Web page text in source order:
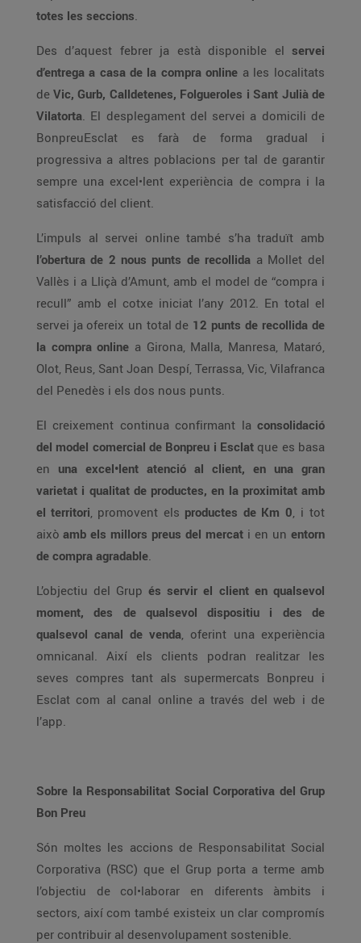
totes les seccions.
Des d’aquest febrer ja està disponible el servei
d’entrega a casa de la compra online a les localitats
de Vic, Gurb, Calldetenes, Folgueroles i Sant Julià de
Vilatorta. El desplegament del servei a domicili de
BonpreuEsclat es farà de forma gradual i
progressiva a altres poblacions per tal de garantir
sempre una excel•lent experiència de compra i la
satisfacció del client.
L’impuls al servei online també s’ha traduït amb
l’obertura de 2 nous punts de recollida a Mollet del
Vallès i a Lliçà d’Amunt, amb el model de “compra i
recull” amb el cotxe iniciat l’any 2012. En total el
servei ja ofereix un total de 12 punts de recollida de
la compra online a Girona, Malla, Manresa, Mataró,
Olot, Reus, Sant Joan Despí, Terrassa, Vic, Vilafranca
del Penedès i els dos nous punts.
El creixement continua confirmant la consolidació
del model comercial de Bonpreu i Esclat que es basa
en una excel•lent atenció al client, en una gran
varietat i qualitat de productes, en la proximitat amb
el territori, promovent els productes de Km 0, i tot
això amb els millors preus del mercat i en un entorn
de compra agradable.
L’objectiu del Grup és servir el client en qualsevol
moment, des de qualsevol dispositiu i des de
qualsevol canal de venda, oferint una experiència
omnicanal. Així els clients podran realitzar les
seves compres tant als supermercats Bonpreu i
Esclat com al canal online a través del web i de
l’app.
Sobre la Responsabilitat Social Corporativa del Grup
Bon Preu
Són moltes les accions de Responsabilitat Social
Corporativa (RSC) que el Grup porta a terme amb
l’objectiu de col•laborar en diferents àmbits i
sectors, així com també existeix un clar compromís
per contribuir al desenvolupament sostenible.